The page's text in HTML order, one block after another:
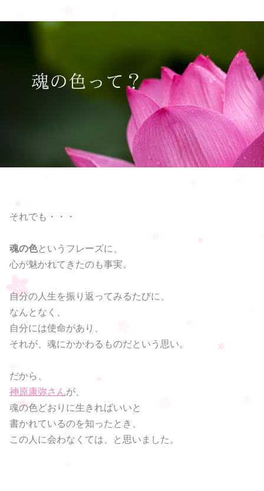
それでも・・・
魂の色というフレーズに、
心が魅かれてきたのも事実。
自分の人生を振り返ってみるたびに、
なんとなく、
自分には使命があり、
それが、魂にかかわるものだという思い。
だから、
神原康弥さんが、
魂の色どおりに生きればいいと
書かれているのを知ったとき、
この人に会わなくては、と思いました。